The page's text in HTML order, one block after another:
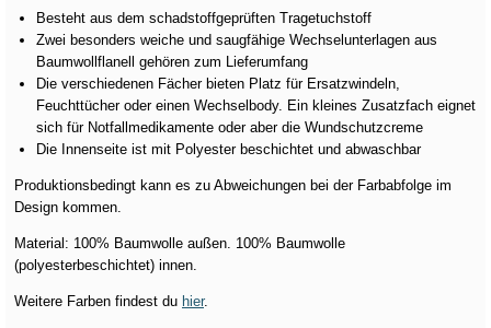
Besteht aus dem schadstoffgeprüften Tragetuchstoff
Zwei besonders weiche und saugfähige Wechselunterlagen aus
Baumwollflanell gehören zum Lieferumfang
Die verschiedenen Fächer bieten Platz für Ersatzwindeln,
Feuchttücher oder einen Wechselbody. Ein kleines Zusatzfach eignet
sich für Notfallmedikamente oder aber die Wundschutzcreme
Die Innenseite ist mit Polyester beschichtet und abwaschbar
Produktionsbedingt kann es zu Abweichungen bei der Farbabfolge im
Design kommen.
Material: 100% Baumwolle außen. 100% Baumwolle
(polyesterbeschichtet) innen.
Weitere Farben findest du hier.